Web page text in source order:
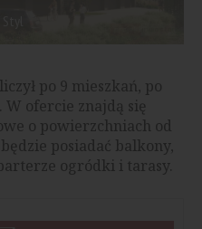
po 9 mieszkań, po
ofercie znajdą się
o powierzchniach od
posiadać balkony,
ogródki i tarasy.